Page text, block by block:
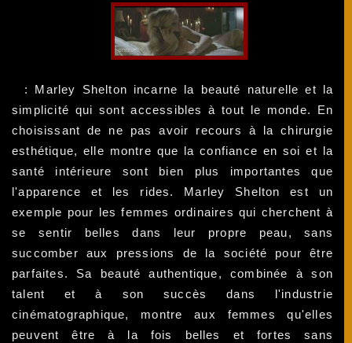
: Marley Shelton incarne la beauté naturelle et la
simplicité qui sont accessibles à tout le monde. En
choisissant de ne pas avoir recours à la chirurgie
esthétique, elle montre que la confiance en soi et la
santé intérieure sont bien plus importantes que
l'apparence et les rides. Marley Shelton est un
exemple pour les femmes ordinaires qui cherchent à
se sentir belles dans leur propre peau, sans
succomber aux pressions de la société pour être
parfaites. Sa beauté authentique, combinée à son
talent et à son succès dans l'industrie
cinématographique, montre aux femmes qu'elles
peuvent être à la fois belles et fortes sans